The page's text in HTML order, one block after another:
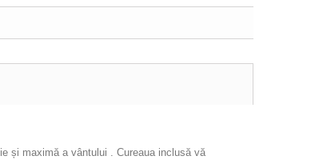
și maximă a vântului . Cureaua inclusă vă